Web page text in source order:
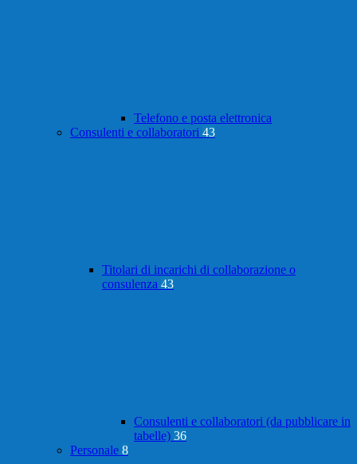
Telefono e posta elettronica
Consulenti e collaboratori 43
Titolari di incarichi di collaborazione o
consulenza 43
Consulenti e collaboratori (da pubblicare in
tabelle) 36
Personale 8